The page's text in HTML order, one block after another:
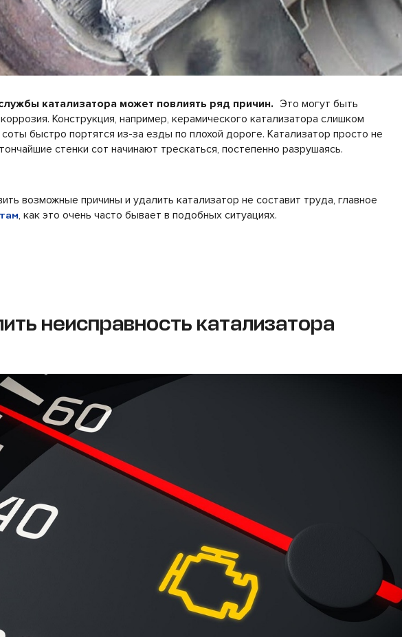
катализатора может повлиять ряд причин. Это могут быть
Конструкция, например, керамического катализатора слишком
быстро портятся из-за езды по плохой дороге. Катализатор просто не
стенки сот начинают трескаться, постепенно разрушаясь.
возможные причины и удалить катализатор не составит труда, главное
, как это очень часто бывает в подобных ситуациях.
неисправность катализатора